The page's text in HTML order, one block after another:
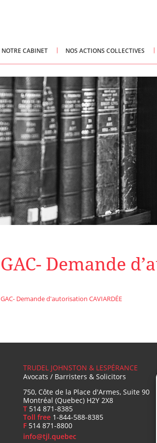
NOTRE CABINET NOS ACTIONS COLLECTIVES
GAC- Demande
GAC- Demande d'autorisation CAVIARDÉE
TRUDEL JOHNSTON & LESPÉRANCE
Avocats / Barristers & Solicitors
750, Côte de la Place d'Armes, Suite 90
Montréal (Quebec) H2Y 2X8
T 514 871-8385
Toll free 1-844-588-8385
F 514 871-8800
info@tjl.quebec